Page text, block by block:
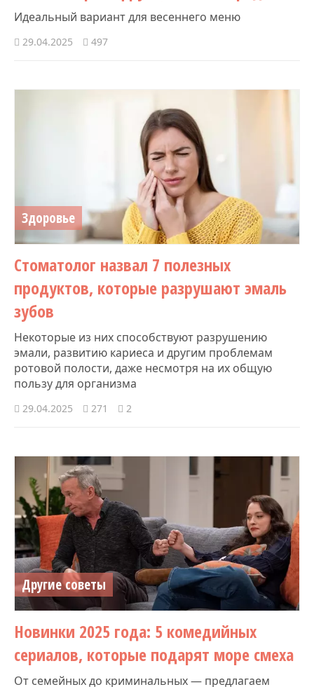
Идеальный вариант для весеннего меню
29.04.2025 497
Здоровье
Стоматолог назвал 7 полезных
продуктов, которые разрушают эмаль
зубов
Некоторые из них способствуют разрушению
эмали, развитию кариеса и другим проблемам
ротовой полости, даже несмотря на их общую
пользу для организма
29.04.2025 271 2
Другие советы
Новинки 2025 года: 5 комедийных
сериалов, которые подарят море смеха
От семейных до криминальных — предлагаем